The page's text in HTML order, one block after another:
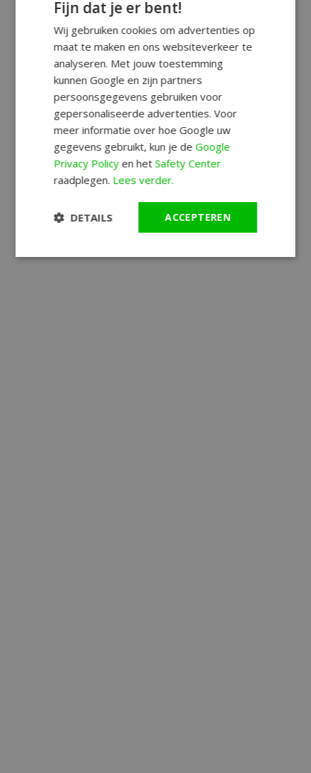
Fijn dat je er bent!
Wij gebruiken cookies om advertenties op
maat te maken en ons websiteverkeer te
analyseren. Met jouw toestemming
kunnen Google en zijn partners
persoonsgegevens gebruiken voor
gepersonaliseerde advertenties. Voor
meer informatie over hoe Google uw
gegevens gebruikt, kun je deGoogle
Privacy Policyen hetSafety Center
raadplegen. Lees verder.
ACCEPTEREN
DETAILS